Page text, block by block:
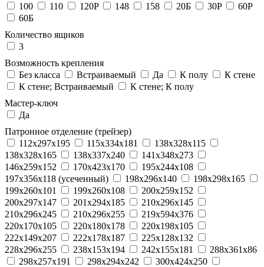
100
110 120P 148 158 20Б 30P
60P
60Б
Количество ящиков
3
Возможность крепления
Без класса
Встраиваемый Да К полу
К стене
К стене; Встраиваемый
К стене; К полу
Мастер-ключ
Да
Патронное отделение (трейзер)
112x297x195
115x334x181
138x328x115
138x328x165
138x337x240
141x348x273
146x259x152
170x423x170
195x244x108
197x356x118 (усеченный)
198x296x140
198x298x165
199x260x101
199x260x108
200x259x152
200x297x147
201x294x185
210x296x145
210x296x245
210x296x255
219x594x376
220x170x105
220x180x178
220x198x105
222x149x207
222x178x187
225x128x132
228x296x255
238x153x194 242x155x181
288x361x86
298x257x191
298x294x242
300x424x250